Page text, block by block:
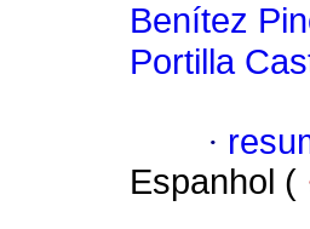
Benítez
Portilla
·
Espanhol (